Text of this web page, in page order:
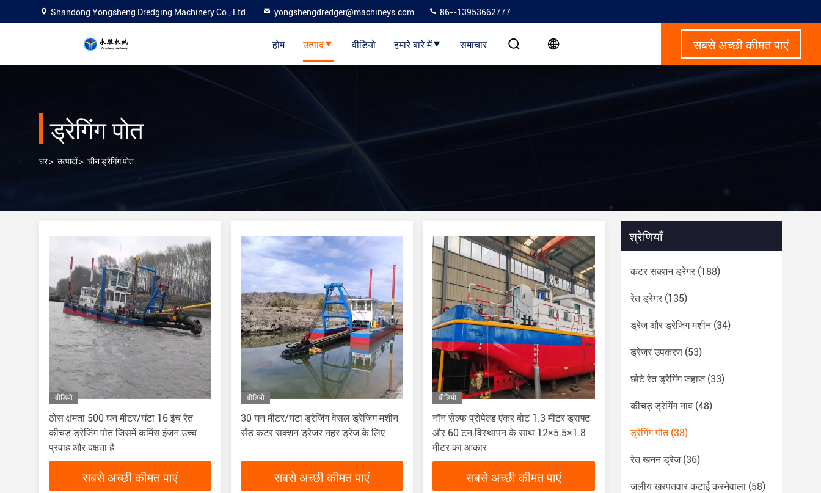
Shandong Yongsheng Dredging Machinery Co., Ltd. yongshengdredger@machineys.com 86--13953662777
होम उत्पाद वीडियो हमारे बारे में समाचार सबसे अच्छी कीमत पाएं
ड्रेगिंग पोत
घर> उत्पादों> चीन ड्रेगिंग पोत
वीडियो
ठोस क्षमता 500 घन मीटर/घंटा 16 इंच रेत
कीचड़ ड्रेजिंग पोत जिसमें कमिंस इंजन उच्च
प्रवाह और दक्षता है
सबसे अच्छी कीमत पाएं
वीडियो
30 घन मीटर/घंटा ड्रेजिंग वेसल ड्रेजिंग मशीन
सैंड कटर सक्शन ड्रेजर नहर ड्रेज के लिए
सबसे अच्छी कीमत पाएं
वीडियो
नॉन सेल्फ प्रोपेल्ड एंकर बोट 1.3 मीटर ड्राफ्ट
और 60 टन विस्थापन के साथ 12×5.5×1.8
मीटर का आकार
सबसे अच्छी कीमत पाएं
श्रेणियाँ
कटर सक्शन ड्रेगर (188)
रेत ड्रेगर (135)
ड्रेज और ड्रेजिंग मशीन(34)
ड्रेजर उपकरण (53)
छोटे रेत ड्रेगिंग जहाज(33)
कीचड़ ड्रेगिंग नाव (48)
ड्रेगिंग पोत(38)
रेत खनन ड्रेज(36)
जलीय खरपतवार कटाई करनेवाला (58)